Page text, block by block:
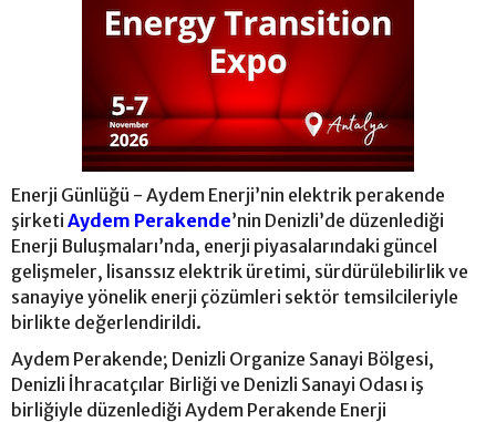
Enerji Günlüğü - Aydem Enerji’nin elektrik perakende
şirketi Aydem Perakende’nin Denizli’de düzenlediği
Enerji Buluşmaları’nda, enerji piyasalarındaki güncel
gelişmeler, lisanssız elektrik üretimi, sürdürülebilirlik ve
sanayiye yönelik enerji çözümleri sektör temsilcileriyle
birlikte değerlendirildi.
Aydem Perakende; Denizli Organize Sanayi Bölgesi,
Denizli İhracatçılar Birliği ve Denizli Sanayi Odası iş
birliğiyle düzenlediği Aydem Perakende Enerji